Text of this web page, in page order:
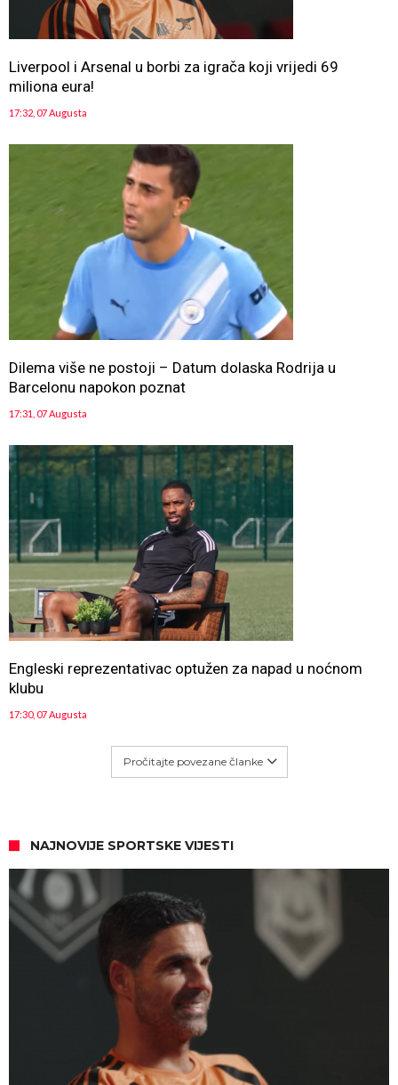
Liverpool i Arsenal u borbi za igrača koji vrijedi 69
miliona eura!
17:32, 07 Augusta
Dilema više ne postoji – Datum dolaska Rodrija u
Barcelonu napokon poznat
17:31, 07 Augusta
Engleski reprezentativac optužen za napad u noćnom
klubu
17:30, 07 Augusta
Pročitajte povezane članke
NAJNOVIJE SPORTSKE VIJESTI